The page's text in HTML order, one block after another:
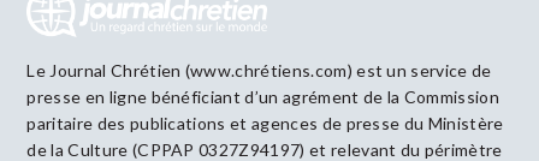
Le Journal Chrétien (www.chrétiens.com) est un service de
presse en ligne bénéficiant d’un agrément de la Commission
paritaire des publications et agences de presse du Ministère
de la Culture (CPPAP 0327Z94197) et relevant du périmètre